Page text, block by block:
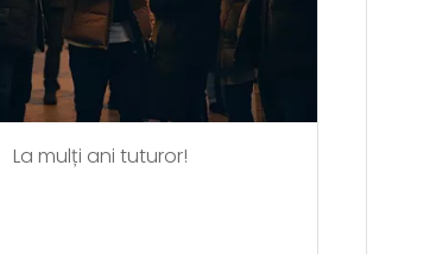
La mulți ani tuturor!